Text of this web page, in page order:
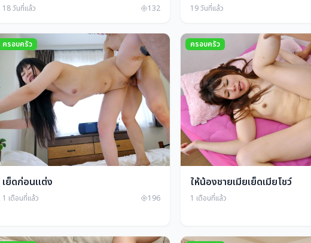
18 วันที่แล้ว 132 19 วันที่แล้ว
ครอบครัว
เย็ดก่อนแต่ง
1 เดือนที่แล้ว 196
ครอบครัว
ให้น้องชายเมียเย็ดเมียโชว์
1 เดือนที่แล้ว